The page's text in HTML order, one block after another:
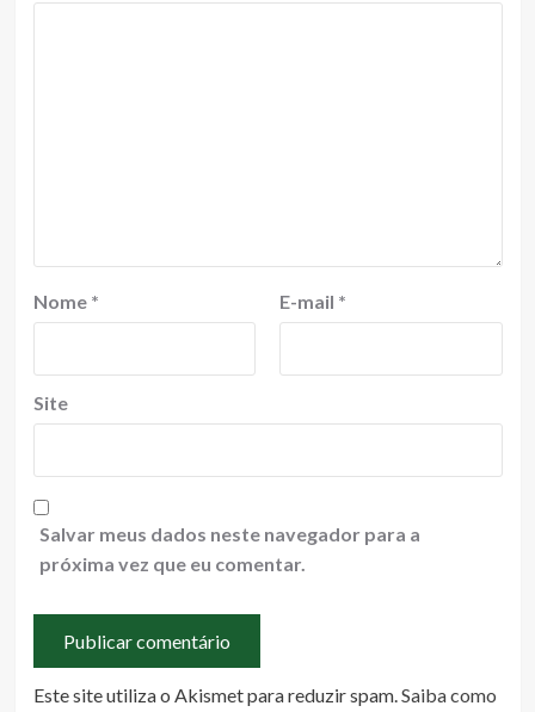
Nome * E-mail *
Site
Salvar meus dados neste navegador para a
próxima vez que eu comentar.
Este site utiliza o Akismet para reduzir spam.Saiba como